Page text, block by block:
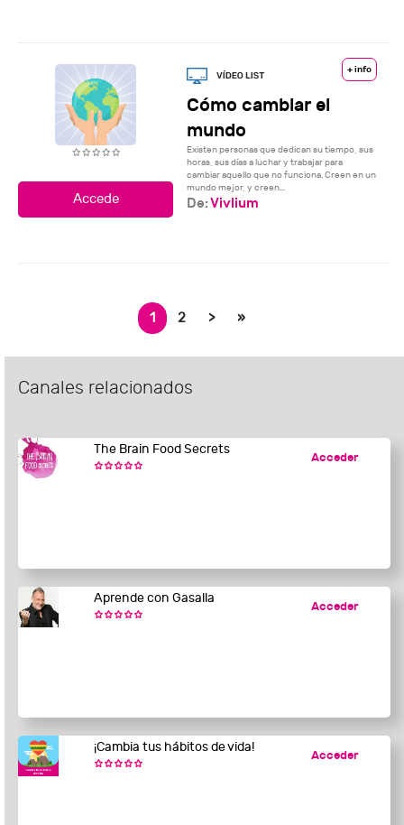
+ info
Cómo cambiar el
mundo
Existen personas que dedican su tiempo, sus
horas, sus días a luchar y trabajar para
cambiar aquello que no funciona. Creen en un
mundo mejor, y creen...
De:Vivlium
1 2 > »
Canales relacionados
The Brain Food Secrets
Acceder
Aprende con Gasalla
Acceder
¡Cambia tus hábitos de vida!
Acceder